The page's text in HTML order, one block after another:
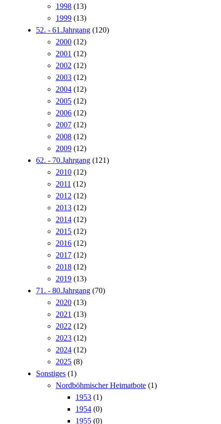
1998 (13)
1999 (13)
52. - 61.Jahrgang (120)
2000 (12)
2001 (12)
2002 (12)
2003 (12)
2004 (12)
2005 (12)
2006 (12)
2007 (12)
2008 (12)
2009 (12)
62. - 70.Jahrgang (121)
2010 (12)
2011 (12)
2012 (12)
2013 (12)
2014 (12)
2015 (12)
2016 (12)
2017 (12)
2018 (12)
2019 (13)
71. - 80.Jahrgang (70)
2020 (13)
2021 (13)
2022 (12)
2023 (12)
2024 (12)
2025 (8)
Sonstiges (1)
Nordböhmischer Heimatbote (1)
1953 (1)
1954 (0)
1955 (0)